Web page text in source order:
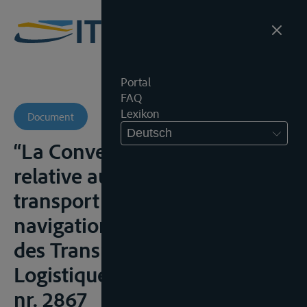
Portal
FAQ
Lexikon
Deutsch
Document
“La Convention de Budapest
relative au contrat de
transport de marchandises en
navigation intérieure”, Bulletin
des Transports et de la
Logistique, 6 november 2000,
nr. 2867